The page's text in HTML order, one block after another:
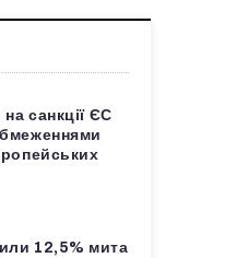
на санкції ЄС
12,5% мита